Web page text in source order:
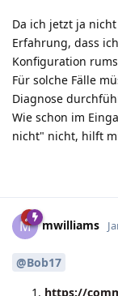
Da ich jetzt ja
Erfahrung, dass
Konfiguration
Für solche Fälle
Diagnose
Wie schon im
nicht" nicht, hilft
M mwilliams
@Bob17
https://